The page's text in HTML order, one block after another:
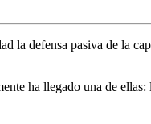
la defensa pasiva de la
ha llegado una de